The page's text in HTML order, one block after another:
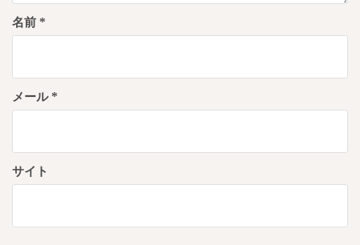
名前 *
メール*
サイト